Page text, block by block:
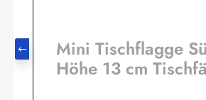
Mini Tischflagge
Höhe 13 cm